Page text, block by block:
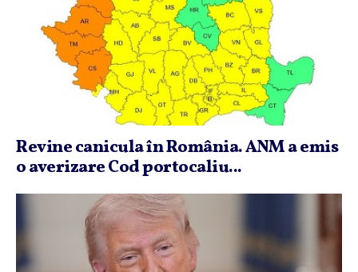
Revine canicula în România. ANM a emis
o averizare Cod portocaliu...